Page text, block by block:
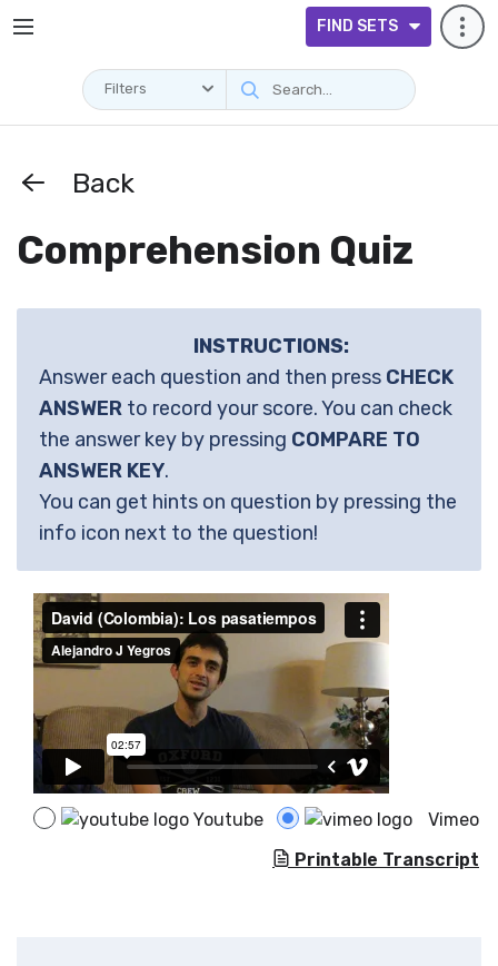
FIND SETS
Filters
Back
Comprehension Quiz
INSTRUCTIONS:
Answer each question and then press CHECK
ANSWER to record your score. You can check
the answer key by pressing COMPARE TO
ANSWER KEY.
You can get hints on question by pressing the
info icon next to the question!
Youtube
Vimeo
Printable Transcript